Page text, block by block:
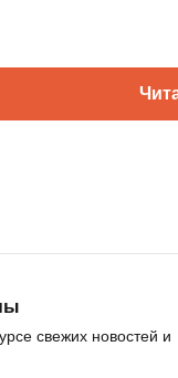
свежих новостей и